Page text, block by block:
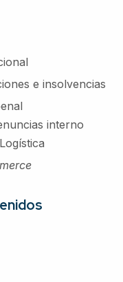
e insolvencias
interno